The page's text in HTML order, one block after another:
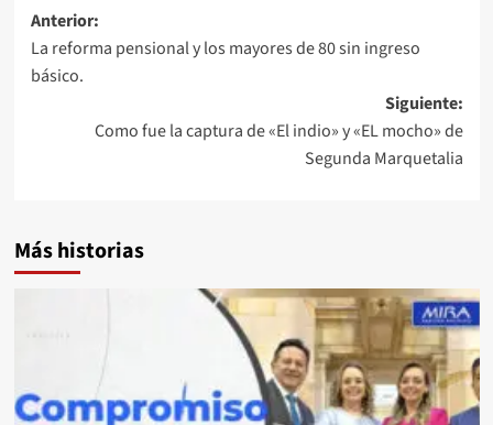
Navegación
de
entradas
Anterior:
La reforma pensional y los mayores de 80 sin ingreso
básico.
Siguiente:
Como fue la captura de «El indio» y «EL mocho» de
Segunda Marquetalia
Más historias